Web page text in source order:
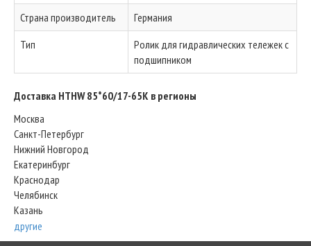
Страна производитель
Германия
Тип
Ролик для гидравлических тележек с
подшипником
Доставка HTHW 85*60/17-65K в регионы
Москва
Санкт-Петербург
Нижний Новгород
Екатеринбург
Краснодар
Челябинск
Казань
другие